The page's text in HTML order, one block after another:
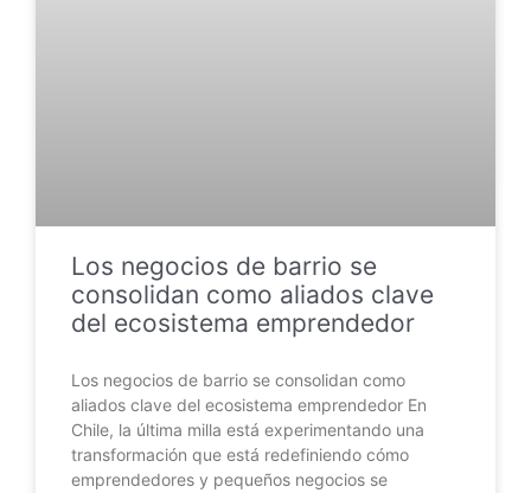
Los negocios de barrio se
consolidan como aliados clave
del ecosistema emprendedor
Los negocios de barrio se consolidan como
aliados clave del ecosistema emprendedor En
Chile, la última milla está experimentando una
transformación que está redefiniendo cómo
emprendedores y pequeños negocios se